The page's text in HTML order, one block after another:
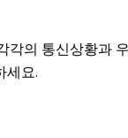
각의 통신상황과
세요.